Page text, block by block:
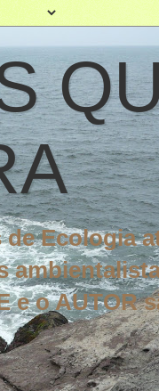
Ecologia
e o AUTOR